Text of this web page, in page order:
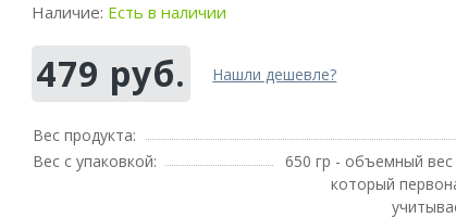
Наличие: Есть в наличии
479 руб. Нашли дешевле?
Вес продукта:
Вес с упаковкой:
650 гр - объемный вес
который